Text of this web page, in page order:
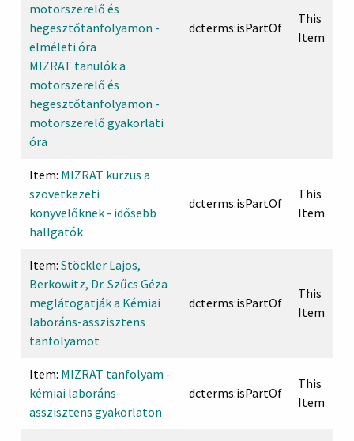
motorszerelő és
hegesztőtanfolyamon -
elméleti óra
MIZRAT tanulók a
motorszerelő és
hegesztőtanfolyamon -
motorszerelő gyakorlati
óra
dcterms:isPartOf
This
Item
Item: MIZRAT kurzus a
szövetkezeti
könyvelőknek - idősebb
hallgatók
dcterms:isPartOf
This
Item
Item: Stöckler Lajos,
Berkowitz, Dr. Szűcs Géza
meglátogatják a Kémiai
laboráns-asszisztens
tanfolyamot
dcterms:isPartOf
This
Item
Item: MIZRAT tanfolyam -
kémiai laboráns-
asszisztens gyakorlaton
dcterms:isPartOf
This
Item